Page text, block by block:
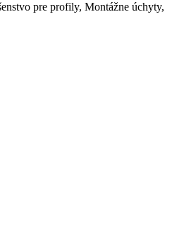
pre profily, Montážne úchyty,